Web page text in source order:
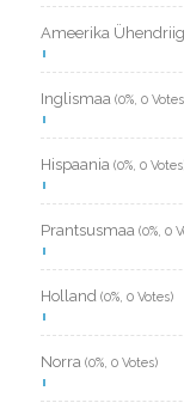
Ameerika
Inglismaa (0%, 0
Hispaania (0%, 0
Prantsusmaa (0%, 0
Holland (0%, 0 Votes)
Norra (0%, 0 Votes)